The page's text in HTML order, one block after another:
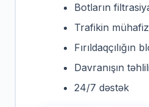
Botların
Trafikin
Fırıldaqçılığın
Davranışın təhlili
24/7 dəstək